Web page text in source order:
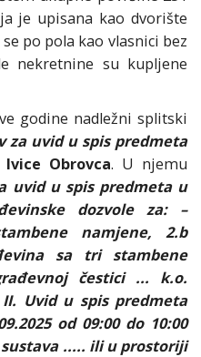
je upisana kao dvorište
po pola kao vlasnici bez
nekretnine su kupljene
godine nadležni splitski
za uvid u spis predmeta
Ivice Obrovca. U njemu
uvid u spis predmeta u
dozvole za: –
namjene, 2.b
sa tri stambene
čestici ... k.o.
Uvid u spis predmeta
od 09:00 do 10:00
..... ili u prostoriji